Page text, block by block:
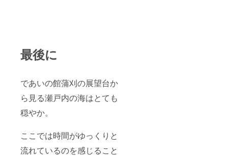
最後に
であいの館蒲刈の展望台か
ら見る瀬戸内の海はとても
穏やか。
ここでは時間がゆっくりと
流れているのを感じること